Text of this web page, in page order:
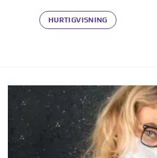
HURTIGVISNING